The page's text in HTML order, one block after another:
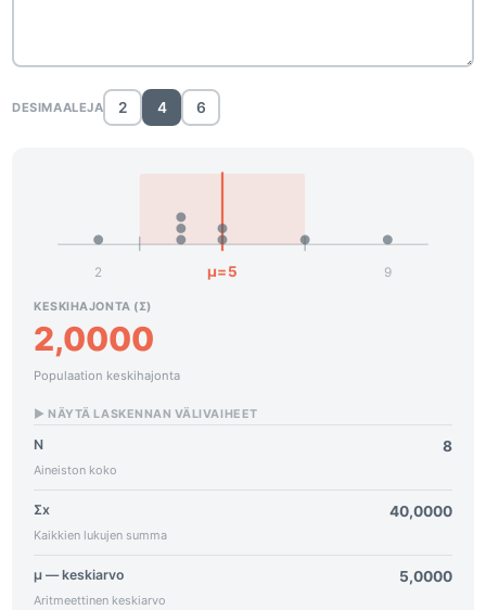
DESIMAALEJA 2 4 6
μ=5
2 9
KESKIHAJONTA (Σ)
2,0000
Populaation keskihajonta
► NÄYTÄ LASKENNAN VÄLIVAIHEET
N
Aineiston koko
8
Σx
Kaikkien lukujen summa
40,0000
μ — keskiarvo
Aritmeettinen keskiarvo
5,0000